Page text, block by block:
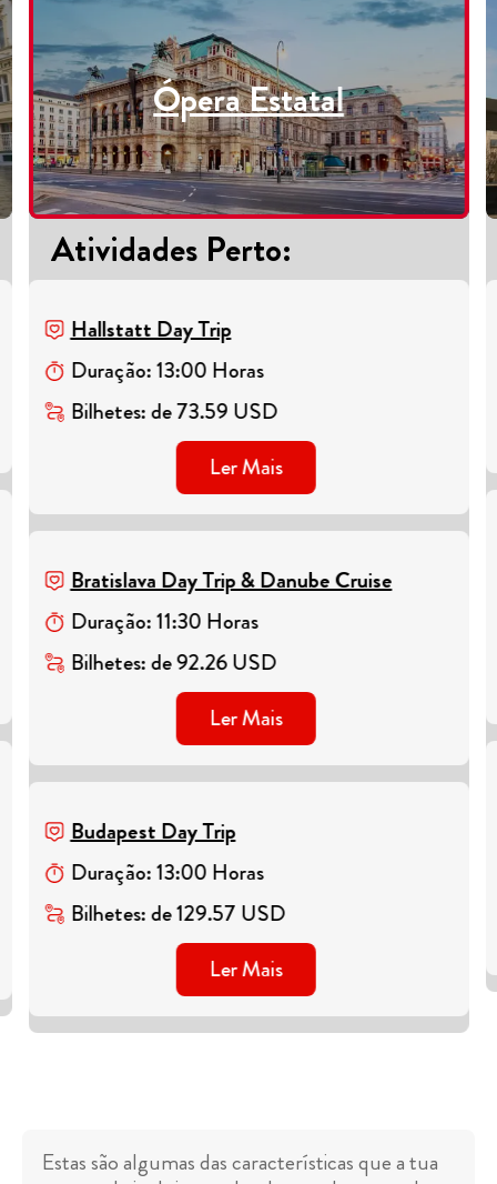
Ópera Estatal
Atividades Perto:
Hallstatt Day Trip
Duração:13:00 Horas
Bilhetes:de73.59 USD
Ler Mais
Bratislava Day Trip & Danube Cruise
Duração:11:30 Horas
Bilhetes:de92.26USD
Ler Mais
Budapest Day Trip
Duração:13:00 Horas
Bilhetes:de129.57 USD
Ler Mais
Estas são algumas das características que a tua